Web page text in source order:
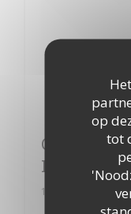
op
tot
Cuisine
La
10/07/2018